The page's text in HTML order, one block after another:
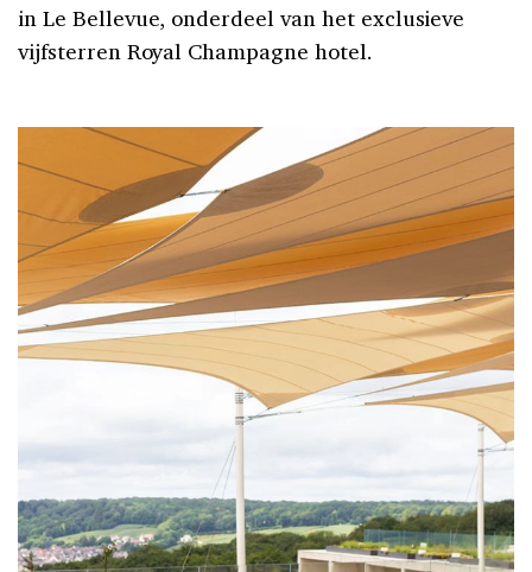
in Le Bellevue, onderdeel van het exclusieve
vijfsterren Royal Champagne hotel.